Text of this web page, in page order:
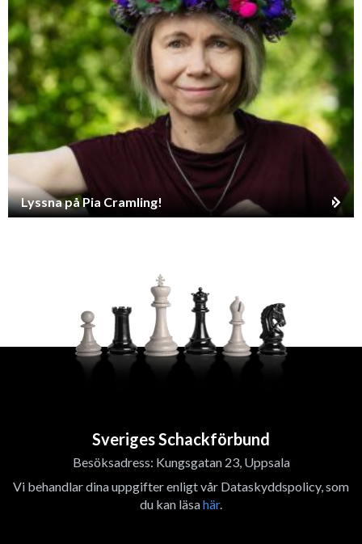
Lyssna på Pia Cramling!
Sveriges Schackförbund
Besöksadress: Kungsgatan 23, Uppsala
Vi behandlar dina uppgifter enligt vår Dataskyddspolicy, som
du kan läsahär.